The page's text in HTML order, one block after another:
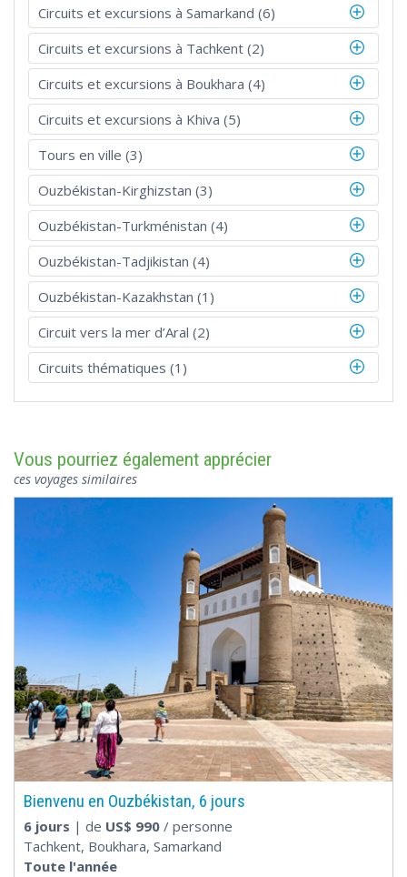
Circuits et excursions à Samarkand (6)
Circuits et excursions à Tachkent (2)
Circuits et excursions à Boukhara (4)
Circuits et excursions à Khiva (5)
Tours en ville (3)
Ouzbékistan-Kirghizstan (3)
Ouzbékistan-Turkménistan (4)
Ouzbékistan-Tadjikistan (4)
Ouzbékistan-Kazakhstan (1)
Circuit vers la mer d’Aral (2)
Circuits thématiques (1)
Vous pourriez également apprécier
ces voyages similaires
Bienvenu en Ouzbékistan, 6 jours
6 jours | de US$ 990 / personne
Tachkent, Boukhara, Samarkand
Toute l'année